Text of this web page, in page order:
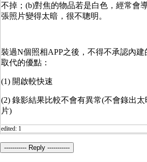
不掉；(b)對焦的物品若是白色，經常會
張照片變得太暗，很不聰明。
裝過N個照相APP之後，不得不承認內
取代的優點：
(1) 開啟較快速
(2) 錄影結果比較不會有異常(不會錄出
片)
edited: 1
----------- Reply -----------